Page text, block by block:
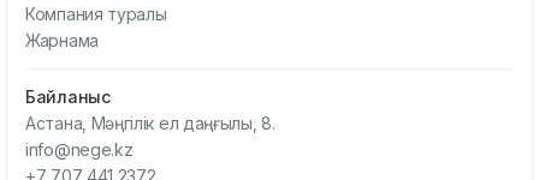
Компания туралы
Жарнама
Байланыс
Астана, Мәңгілік ел даңғылы, 8.
info@nege.kz